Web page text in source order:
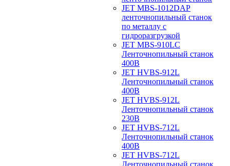
JET MBS-1012DAP
ленточнопильный станок
по металлу с
гидроразгрузкой
JET MBS-910LC
Ленточнопильный станок
400В
JET HVBS-912L
Ленточнопильный станок
400В
JET HVBS-912L
Ленточнопильный станок
230В
JET HVBS-712L
Ленточнопильный станок
400В
JET HVBS-712L
Ленточнопильный станок